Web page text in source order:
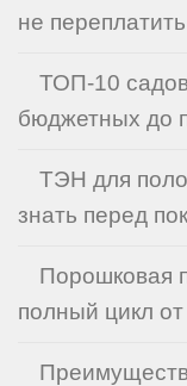
не переплатить
ТОП-10
бюджетных до
ТЭН для
знать перед
Порошковая
полный цикл